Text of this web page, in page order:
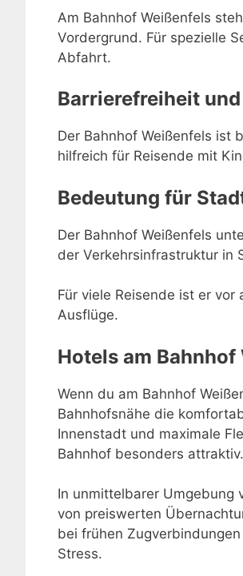
Am Bahnhof Weißenfels
Vordergrund. Für spezielle
Abfahrt.
Barrierefreiheit
Der Bahnhof Weißenfels ist
hilfreich für Reisende mit
Bedeutung für
Der Bahnhof Weißenfels
der Verkehrsinfrastruktur in
Für viele Reisende ist er
Ausflüge.
Hotels am
Wenn du am Bahnhof
Bahnhofsnähe die
Innenstadt und maximale
Bahnhof besonders attraktiv.
In unmittelbarer Umgebung
von preiswerten
bei frühen
Stress.